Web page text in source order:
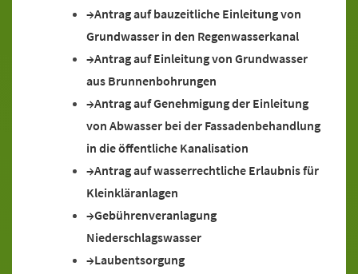
Antrag auf bauzeitliche Einleitung von
Grundwasser in den Regenwasserkanal
Antrag auf Einleitung von Grundwasser
aus Brunnenbohrungen
Antrag auf Genehmigung der Einleitung
von Abwasser bei der Fassadenbehandlung
in die öffentliche Kanalisation
Antrag auf wasserrechtliche Erlaubnis für
Kleinkläranlagen
Gebührenveranlagung
Niederschlagswasser
Laubentsorgung